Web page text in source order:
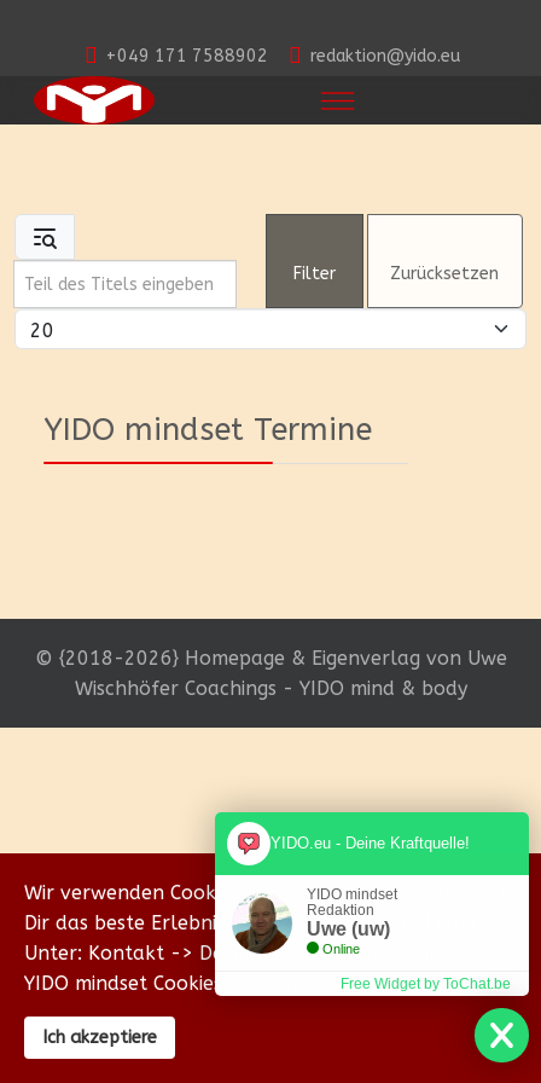
+049 171 7588902 redaktion@yido.eu
Teil des Titels eingeben
Filter Zurücksetzen
Anzeige #
YIDO mindset Termine
© {2018-2026} Homepage & Eigenverlag von Uwe
Wischhöfer Coachings - YIDO mind & body
Wir verwenden Cookies, um sicherzustellen, dass wir
Dir das beste Erlebnis auf unserer Website bieten.
Unter: Kontakt -> Datenschutz erklären wir Dir, wie
YIDO mindset Cookies verwendet.
Ich akzeptiere
YIDO.eu - Deine Kraftquelle!
YIDO mindset
Redaktion
Uwe (uw)
Online
Free Widget by ToChat.be